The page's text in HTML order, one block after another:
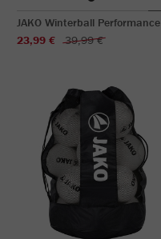
JAKO Winterball Performance
23,99 €
39,99 €